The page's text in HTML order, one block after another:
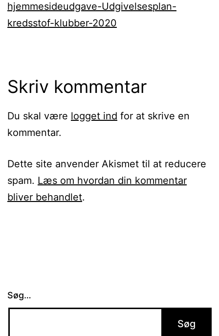
hjemmesideudgave-Udgivelsesplan-
kredsstof-klubber-2020
Skriv kommentar
Du skal være logget ind for at skrive en
kommentar.
Dette site anvender Akismet til at reducere
spam. Læs om hvordan din kommentar
bliver behandlet.
Søg…